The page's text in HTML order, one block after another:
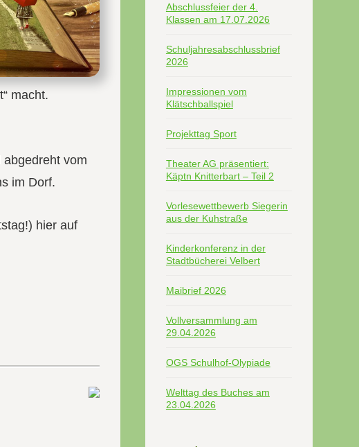
macht.
vom
im Dorf.
hier auf
Abschlussfeier der 4.
Klassen am 17.07.2026
Schuljahresabschlussbrief
2026
Impressionen vom
Klätschballspiel
Projekttag Sport
Theater AG präsentiert:
Käptn Knitterbart – Teil 2
Vorlesewettbewerb Siegerin
aus der Kuhstraße
Kinderkonferenz in der
Stadtbücherei Velbert
Maibrief 2026
Vollversammlung am
29.04.2026
OGS Schulhof-Olypiade
Welttag des Buches am
23.04.2026